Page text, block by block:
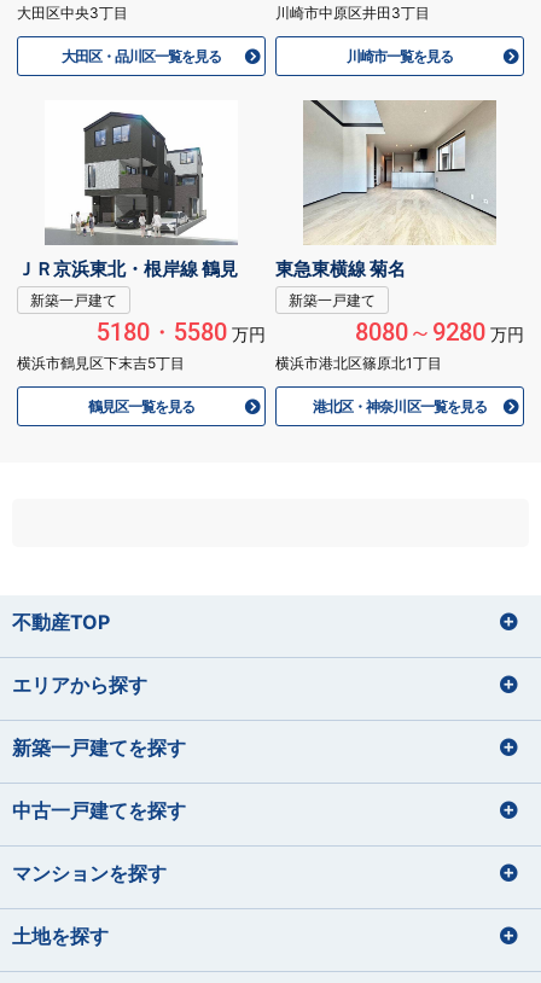
大田区中央3丁目
大田区・品川区一覧を見る
川崎市中原区井田3丁目
川崎市一覧を見る
ＪＲ京浜東北・根岸線 鶴見
新築一戸建て
5180・5580万円
横浜市鶴見区下末吉5丁目
鶴見区一覧を見る
東急東横線 菊名
新築一戸建て
8080～9280万円
横浜市港北区篠原北1丁目
港北区・神奈川区一覧を見る
不動産TOP
エリアから探す
新築一戸建てを探す
中古一戸建てを探す
マンションを探す
土地を探す